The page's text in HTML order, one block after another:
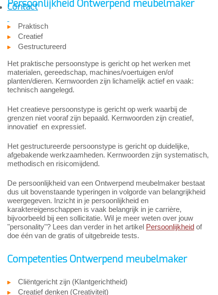
Contact
Persoonlijkheid Ontwerpend meubelmaker
Praktisch
Creatief
Gestructureerd
Het praktische persoonstype is gericht op het werken met
materialen, gereedschap, machines/voertuigen en/of
planten/dieren. Kernwoorden zijn lichamelijk actief en vaak:
technisch aangelegd.
Het creatieve persoonstype is gericht op werk waarbij de
grenzen niet vooraf zijn bepaald. Kernwoorden zijn creatief,
innovatief en expressief.
Het gestructureerde persoonstype is gericht op duidelijke,
afgebakende werkzaamheden. Kernwoorden zijn systematisch,
methodisch en risicomijdend.
De persoonlijkheid van een Ontwerpend meubelmaker bestaat
dus uit bovenstaande typeringen in volgorde van belangrijkheid
weergegeven. Inzicht in je persoonlijkheid en
karaktereigenschappen is vaak belangrijk in je carrière,
bijvoorbeeld bij een sollicitatie. Wil je meer weten over jouw
"personality"? Lees dan verder in het artikel Persoonlijkheid of
doe één van de gratis of uitgebreide tests.
Competenties Ontwerpend meubelmaker
Cliëntgericht zijn (Klantgerichtheid)
Creatief denken (Creativiteit)